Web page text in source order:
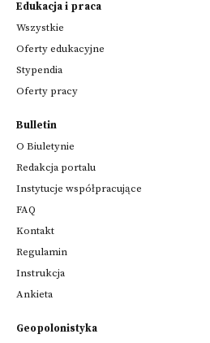
Edukacja i praca
Wszystkie
Oferty edukacyjne
Stypendia
Oferty pracy
Bulletin
O Biuletynie
Redakcja portalu
Instytucje współpracujące
FAQ
Kontakt
Regulamin
Instrukcja
Ankieta
Geopolonistyka